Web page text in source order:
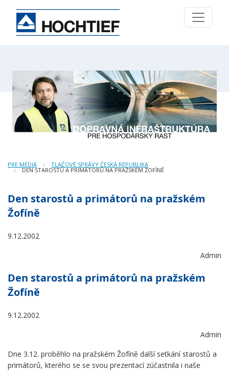
PRE MÉDIÁ TLAČOVÉ SPRÁVY ČESKÁ REPUBLIKA
DEN STAROSTŮ A PRIMÁTORŮ NA PRAŽSKÉM ŽOFÍNĚ
Den starostů a primátorů na pražském
Žofíně
9.12.2002
Admin
Den starostů a primátorů na pražském
Žofíně
9.12.2002
Admin
Dne 3.12. proběhlo na pražském Žofíně další setkání starostů a
primátorů, kterého se se svou prezentací zúčastnila i naše